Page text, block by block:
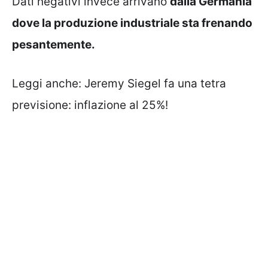
dove la produzione industriale sta frenando
pesantemente.
Leggi anche: Jeremy Siegel fa una tetra
previsione: inflazione al 25%!